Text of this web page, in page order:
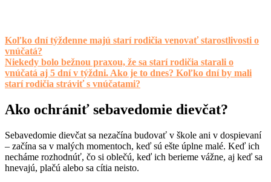
Koľko dní týždenne majú starí rodičia venovať starostlivosti o
vnúčatá?
Niekedy bolo bežnou praxou, že sa starí rodičia starali o
vnúčatá aj 5 dní v týždni. Ako je to dnes? Koľko dní by mali
starí rodičia stráviť s vnúčatami?
Ako ochrániť sebavedomie dievčat?
Sebavedomie dievčat sa nezačína budovať v škole ani v dospievaní
– začína sa v malých momentoch, keď sú ešte úplne malé. Keď ich
necháme rozhodnúť, čo si oblečú, keď ich berieme vážne, aj keď sa
hnevajú, plačú alebo sa cítia neisto.